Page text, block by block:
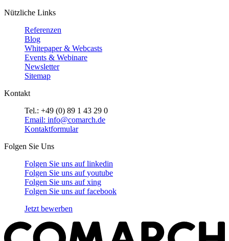
Nützliche Links
Referenzen
Blog
Whitepaper & Webcasts
Events & Webinare
Newsletter
Sitemap
Kontakt
Tel.: +49 (0) 89 1 43 29 0
Email: info@comarch.de
Kontaktformular
Folgen Sie Uns
Folgen Sie uns auflinkedin
Folgen Sie uns aufyoutube
Folgen Sie uns aufxing
Folgen Sie uns auffacebook
Jetzt bewerben